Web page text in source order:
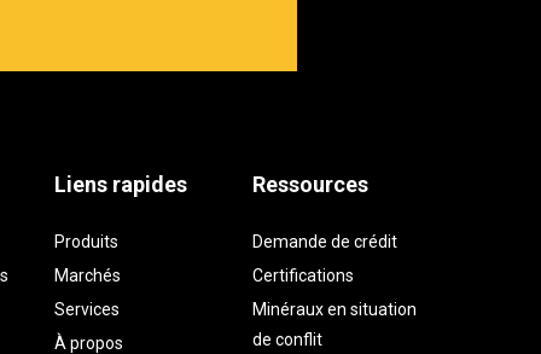
Liens rapides
Produits
Marchés
Services
À propos
Ressources
Demande de crédit
Certifications
Minéraux en situation
de conflit